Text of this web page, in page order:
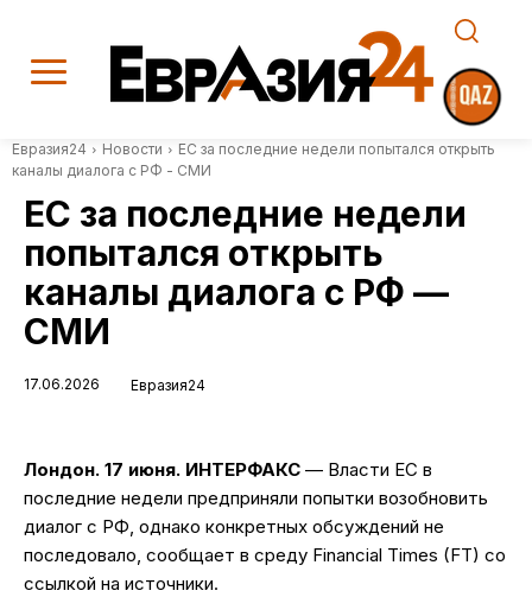
Евразия24 Новости
ЕС за последние недели попытался открыть
каналы диалога с РФ - СМИ
ЕС за последние недели
попытался открыть
каналы диалога с РФ —
СМИ
17.06.2026 Евразия24
Лондон. 17 июня. ИНТЕРФАКС — Власти ЕС в
последние недели предприняли попытки возобновить
диалог с РФ, однако конкретных обсуждений не
последовало, сообщает в среду Financial Times (FT) со
ссылкой на источники.